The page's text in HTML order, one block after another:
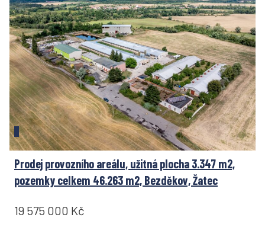
Prodej provozního areálu, užitná plocha 3.347 m2,
pozemky celkem 46.263 m2, Bezděkov, Žatec
19 575 000 Kč